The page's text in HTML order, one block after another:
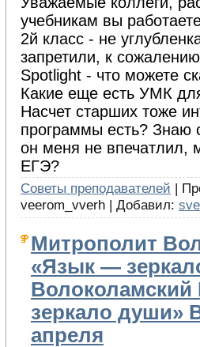
учебникам вы
2й класс - не
запретили, к
Spotlight - что можете
Какие еще есть УМК
Насчет старших тоже
программы есть? Знаю
он меня не впечатлил,
ЕГЭ?
Советы преподавателей |
veerom_vverh | Добавил:
Митрополит
«Язык ―
зеркало души»
апреля